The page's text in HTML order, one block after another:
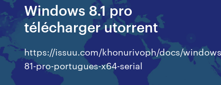
Windows 8.1 pro
télécharger utorrent
https://issuu.com/khonurivoph/docs/
81-pro-portugues-x64-serial